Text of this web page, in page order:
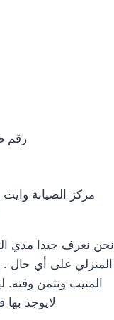
رقم
مركز الصيانة
نحن نعرف جيدا مدي
المنزلي على أي حال
المنيب ونثمن
لايوجد بها